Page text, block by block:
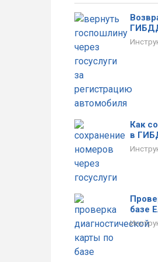
Оплатила и все
тут же пришли на
Как
в
базе